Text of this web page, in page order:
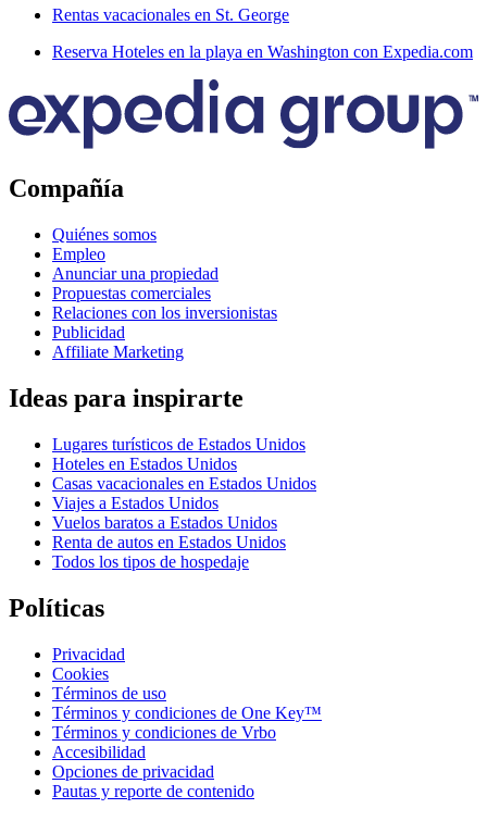
Rentas vacacionales en St. George
Reserva Hoteles en la playa en Washington con Expedia.com
Compañía
Quiénes somos
Empleo
Anunciar una propiedad
Propuestas comerciales
Relaciones con los inversionistas
Publicidad
Affiliate Marketing
Ideas para inspirarte
Lugares turísticos de Estados Unidos
Hoteles en Estados Unidos
Casas vacacionales en Estados Unidos
Viajes a Estados Unidos
Vuelos baratos a Estados Unidos
Renta de autos en Estados Unidos
Todos los tipos de hospedaje
Políticas
Privacidad
Cookies
Términos de uso
Términos y condiciones de One Key™
Términos y condiciones de Vrbo
Accesibilidad
Opciones de privacidad
Pautas y reporte de contenido